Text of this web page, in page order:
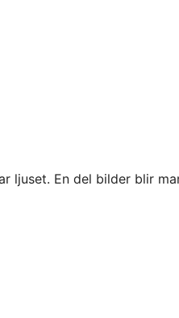
ljuset. En del bilder blir